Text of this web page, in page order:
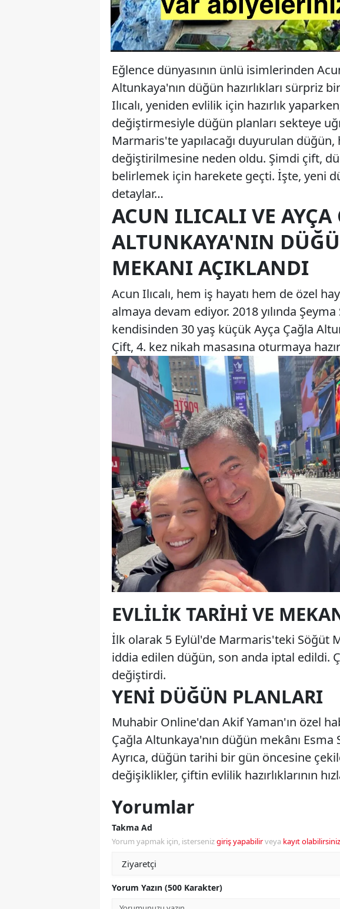
Eğlence dünyasının ünlü isimlerinden
Altunkaya'nın düğün hazırlıkları sürpriz
Ilıcalı, yeniden evlilik için hazırlık
değiştirmesiyle düğün planları sekteye
Marmaris'te yapılacağı duyurulan
değiştirilmesine neden oldu. Şimdi çift,
belirlemek için harekete geçti. İşte, yeni
detaylar…
ACUN ILICALI VE AYÇA
ALTUNKAYA'NIN
MEKANI AÇIKLANDI
Acun Ilıcalı, hem iş hayatı hem de özel
almaya devam ediyor. 2018 yılında Şeyma
kendisinden 30 yaş küçük Ayça Çağla
Çift, 4. kez nikah masasına oturmaya
EVLILIK TARIHI VE
İlk olarak 5 Eylül'de Marmaris'teki Söğüt
iddia edilen düğün, son anda iptal edildi.
değiştirdi.
YENI DÜĞÜN PLANLARI
Muhabir Online'dan Akif Yaman'ın özel
Çağla Altunkaya'nın düğün mekânı Esma
Ayrıca, düğün tarihi bir gün öncesine
değişiklikler, çiftin evlilik hazırlıklarının
Yorumlar
Takma Ad
Yorum yapmak için, istersenizgiriş yapabilirveya kayıt olabilirsiniz
Yorum Yazın (500 Karakter)